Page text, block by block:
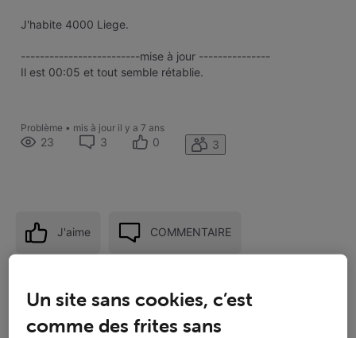
J'habite 4000 Liege.
-------------------------mise à jour ---------------
Il est 00:05 et tout semble rétablie.
Problème • mis à jour il y a 7 ans
23 3 0 3
J'aime COMMENTAIRE
Un site sans cookies, c’est
comme des frites sans